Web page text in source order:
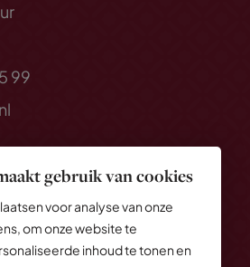
gebruik van cookies
voor analyse van onze
om onze website te
inhoud te tonen en
99